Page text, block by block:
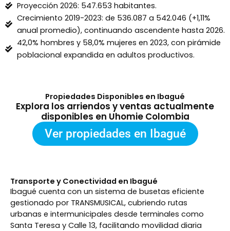
Proyección 2026: 547.653 habitantes.
Crecimiento 2019-2023: de 536.087 a 542.046 (+1,11%
anual promedio), continuando ascendente hasta 2026.
42,0% hombres y 58,0% mujeres en 2023, con pirámide
poblacional expandida en adultos productivos.
Propiedades Disponibles en Ibagué
Explora los arriendos y ventas actualmente
disponibles en Uhomie Colombia
Ver propiedades en Ibagué
Transporte y Conectividad en Ibagué
Ibagué cuenta con un sistema de busetas eficiente
gestionado por TRANSMUSICAL, cubriendo rutas
urbanas e intermunicipales desde terminales como
Santa Teresa y Calle 13, facilitando movilidad diaria